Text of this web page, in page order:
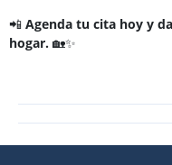
📲 Agenda tu cita hoy y
hogar. 🏡✨